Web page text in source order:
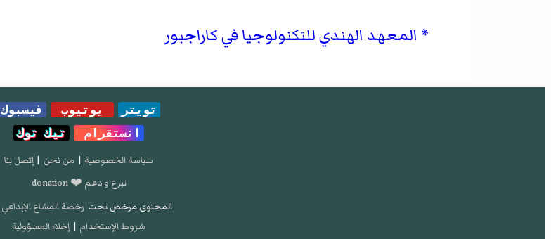
المعهد الهندي للتكنولوجيا في كاراجبور
تويتر يوتيوب
فيسبوك
انستقرام
تيك توك
سياسة الخصوصية | من نحن | إتصل بنا
تبرع و دعم ❤️ donation
المحتوى مرخص تحت رخصة المشاع الإبداعي 3.0
شروط الإستخدام | إخلاء المسؤولية